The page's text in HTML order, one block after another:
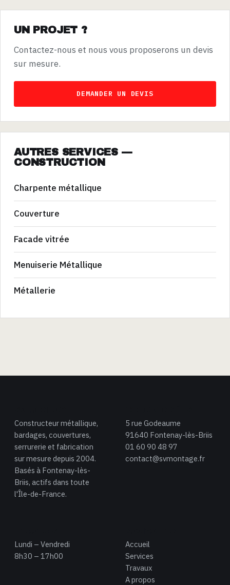
UN PROJET ?
Contactez-nous et nous vous proposerons un devis
sur mesure.
DEMANDER UN DEVIS
AUTRES SERVICES —
CONSTRUCTION
Charpente métallique
Couverture
Facade vitrée
Menuiserie Métallique
Métallerie
Constructeur métallique,
bardages, couvertures,
serrurerie et fabrication
sur mesure depuis 2004.
Basés à Fontenay-lès-
Briis, actifs dans toute
l'Île-de-France.
5 rue Godeaume
91640 Fontenay-lès-Briis
01 60 90 48 97
contact@svmontage.fr
Lundi – Vendredi
8h30 – 17h00
Accueil
Services
Travaux
A propos